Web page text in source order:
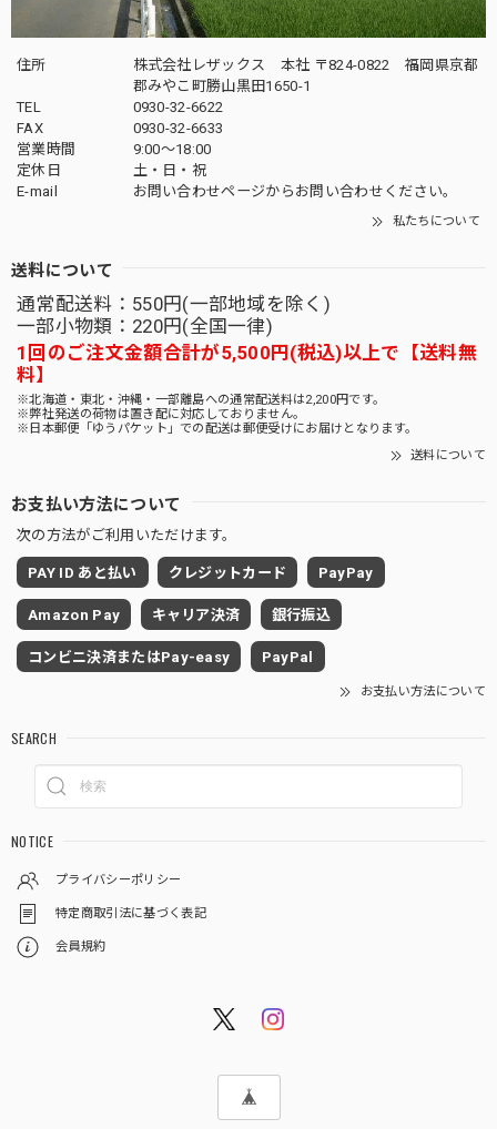
住所
株式会社レザックス 本社 〒824-0822 福岡県京都
郡みやこ町勝山黒田1650-1
TEL
0930-32-6622
FAX
0930-32-6633
営業時間
9:00〜18:00
定休日
土・日・祝
E-mail
お問い合わせページからお問い合わせください。
私たちについて
送料について
通常配送料：550円(一部地域を除く)
一部小物類：220円(全国一律)
1回のご注文金額合計が5,500円(税込)以上で【送料無
料】
※北海道・東北・沖縄・一部離島への通常配送料は2,200円です。
※弊社発送の荷物は置き配に対応しておりません。
※日本郵便「ゆうパケット」での配送は郵便受けにお届けとなります。
送料について
お支払い方法について
次の方法がご利用いただけます。
PAY ID あと払い クレジットカード PayPay
Amazon Pay キャリア決済 銀行振込
コンビニ決済またはPay-easy PayPal
お支払い方法について
SEARCH
NOTICE
プライバシーポリシー
特定商取引法に基づく表記
会員規約